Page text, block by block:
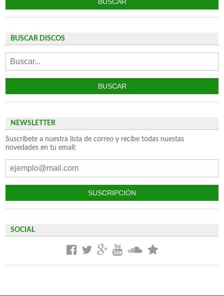
BUSCAR DISCOS
NEWSLETTER
Suscríbete a nuestra lista de correo y recibe todas nuestas
novedades en tu email:
SOCIAL